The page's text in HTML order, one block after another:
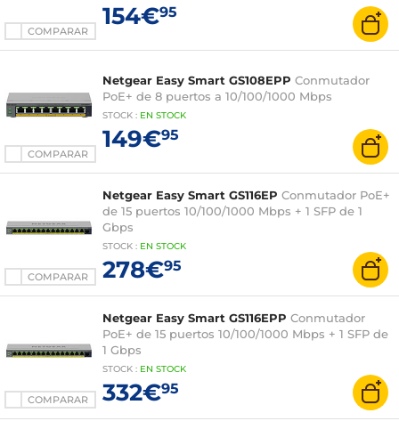
COMPARAR
154€95
COMPARAR
Netgear Easy Smart GS108EPP Conmutador
PoE+ de 8 puertos a 10/100/1000 Mbps
STOCK : EN STOCK
149€95
COMPARAR
Netgear Easy Smart GS116EP Conmutador PoE+
de 15 puertos 10/100/1000 Mbps + 1 SFP de 1
Gbps
STOCK : EN STOCK
278€95
COMPARAR
Netgear Easy Smart GS116EPP Conmutador
PoE+ de 15 puertos 10/100/1000 Mbps + 1 SFP de
1 Gbps
STOCK : EN STOCK
332€95